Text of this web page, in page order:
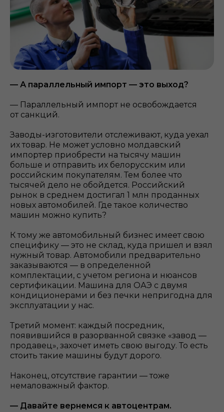
— А параллельный импорт — это выход?
— Параллельный импорт не освобождается
от санкций.
Заводы-изготовители отслеживают, куда уехал
их товар. Не может условно молдавский
импортер приобрести на тысячу машин
больше и отправить их белорусским или
российским покупателям. Тем более что
тысячей дело не обойдется. Российский
рынок в среднем достигал 1 млн проданных
новых автомобилей. Где такое количество
машин можно купить?
К тому же автомобильный бизнес имеет свою
специфику — это не склад, куда пришел и взял
нужный товар. Автомобили предварительно
заказываются — в определенной
комплектации, с учетом региона и нюансов
сертификации. Машина для ОАЭ с двумя
кондиционерами и без печки непригодна для
эксплуатации у нас.
Третий момент: каждый посредник,
появившийся в разорванной связке «завод —
продавец», захочет иметь свою выгоду. То есть
стоить такие машины будут дорого.
Наконец, отсутствие гарантии — тоже
немаловажный фактор.
— Давайте вернемся к автоцентрам.